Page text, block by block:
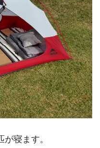
寝ます。